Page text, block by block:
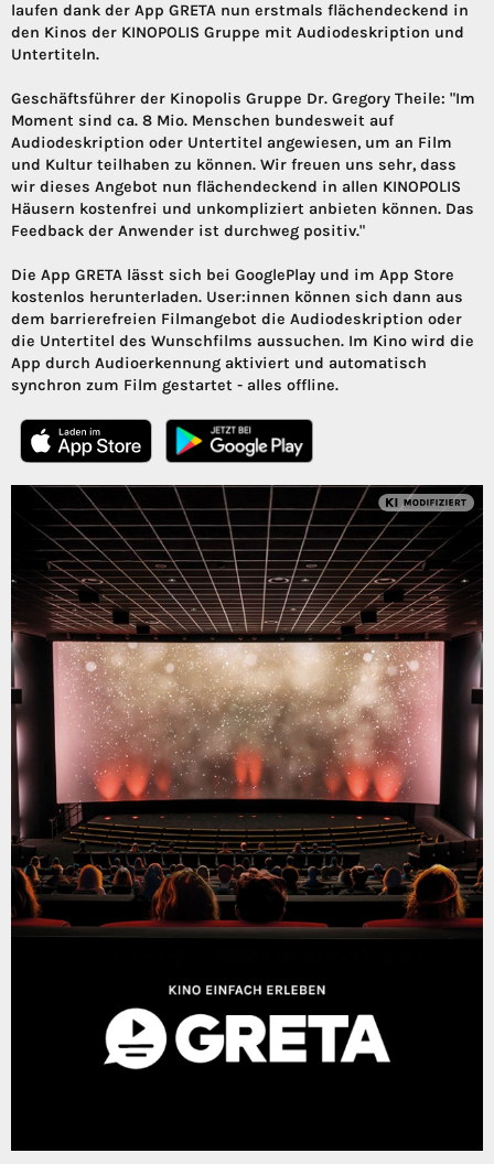
laufen dank der App GRETA nun erstmals flächendeckend in
den Kinos der KINOPOLIS Gruppe mit Audiodeskription und
Untertiteln.
Geschäftsführer der Kinopolis Gruppe Dr. Gregory Theile: "Im
Moment sind ca. 8 Mio. Menschen bundesweit auf
Audiodeskription oder Untertitel angewiesen, um an Film
und Kultur teilhaben zu können. Wir freuen uns sehr, dass
wir dieses Angebot nun flächendeckend in allen KINOPOLIS
Häusern kostenfrei und unkompliziert anbieten können. Das
Feedback der Anwender ist durchweg positiv."
Die App GRETA lässt sich bei GooglePlay und im App Store
kostenlos herunterladen. User:innen können sich dann aus
dem barrierefreien Filmangebot die Audiodeskription oder
die Untertitel des Wunschfilms aussuchen. Im Kino wird die
App durch Audioerkennung aktiviert und automatisch
synchron zum Film gestartet - alles offline.